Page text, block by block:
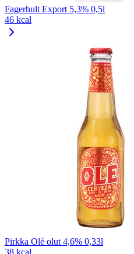
Fagerhult Export 5,3% 0,5l
46 kcal
Pirkka Olé olut 4,6% 0,33l
38 kcal